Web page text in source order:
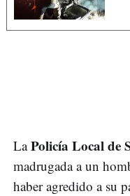
LaPolicía Local de
madrugada a un
haber agredido a su